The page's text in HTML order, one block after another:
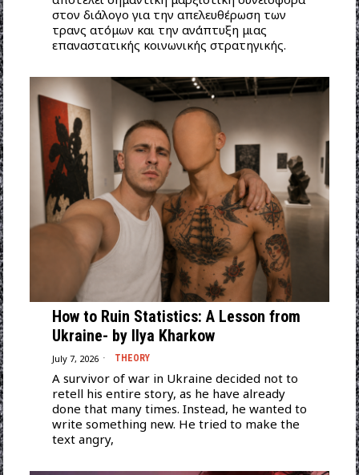
στον διάλογο για την απελευθέρωση των
τρανς ατόμων και την ανάπτυξη μιας
επαναστατικής κοινωνικής στρατηγικής.
How to Ruin Statistics: A Lesson from
Ukraine- by Ilya Kharkow
July 7, 2026 THEORY
A survivor of war in Ukraine decided not to
retell his entire story, as he have already
done that many times. Instead, he wanted to
write something new. He tried to make the
text angry,